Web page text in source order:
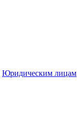
Юридическим лицам